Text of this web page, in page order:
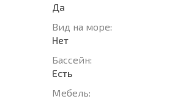
Да
Вид на море:
Нет
Басcейн:
Есть
Мебель: